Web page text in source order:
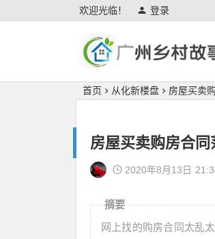
欢迎光临！ 登录
广州乡村故事
首页 从化新楼盘 房屋买卖
房屋买卖购房合
2020年8月13日
摘要
网上找的购房合同太乱